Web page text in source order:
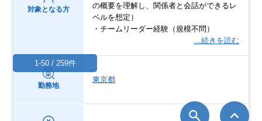
対象となる方
の概要を理解し、関係者と会話ができるレ
ベルを想定）
・チームリーダー経験（規模不問）
…続きを読む
勤務地
東京都
1-50 / 259件